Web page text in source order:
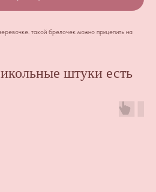
такой брелочек можно прицепить на
штуки есть